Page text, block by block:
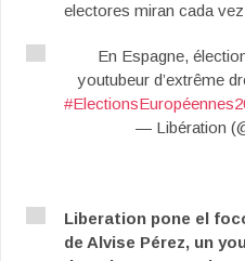
electores miran cada
En Espagne,
youtubeur d’extrême
— Libération
Liberation pone el
de Alvise Pérez, un